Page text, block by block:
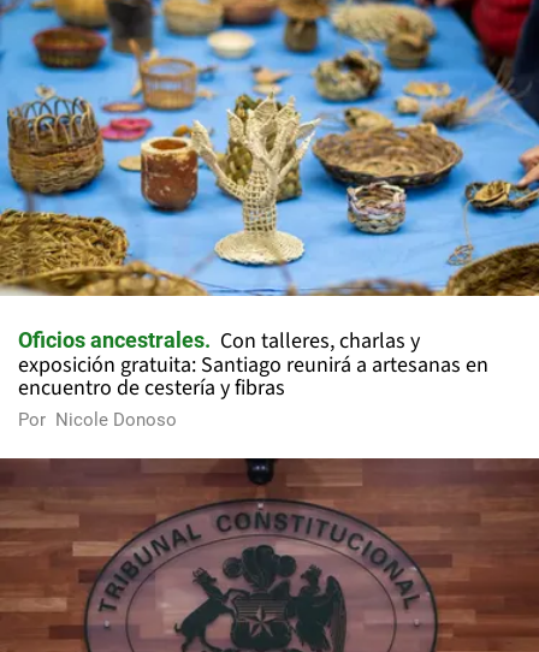
Oficios ancestrales
Con talleres, charlas y
exposición gratuita: Santiago reunirá a artesanas en
encuentro de cestería y fibras
Por Nicole Donoso